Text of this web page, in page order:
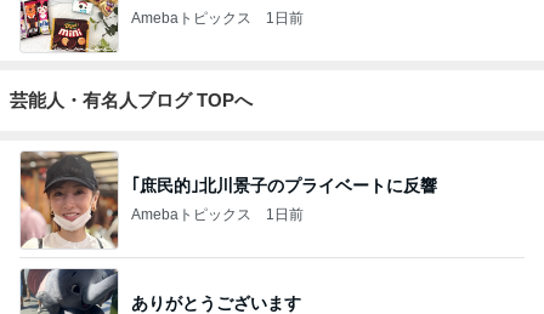
Amebaトピックス 1日前
芸能人・有名人ブログ TOPへ
｢庶民的｣北川景子のプライベートに反響
Amebaトピックス 1日前
ありがとうございます